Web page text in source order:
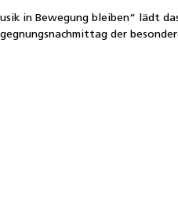
in Bewegung bleiben“ lädt
der